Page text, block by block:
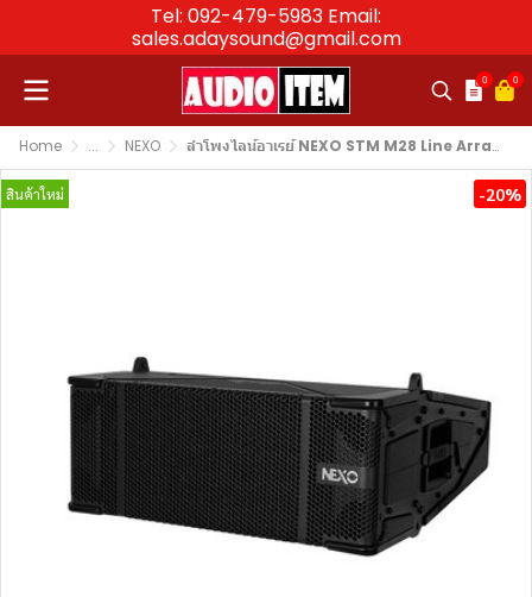
Tel: 092-479-5983 Email:
sales.adaysound@gmail.com
0 0
Home ... NEXO ลำโพงไลน์อาเรย์ NEXO STM M28 Line Array Speaker 2×8″
สินค้าใหม่ -20%